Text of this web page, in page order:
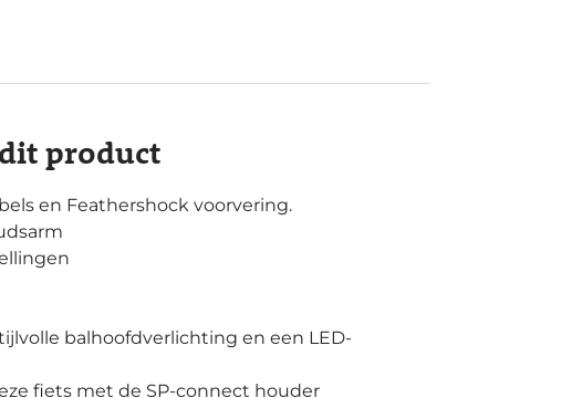
product
en Feathershock voorvering.
balhoofdverlichting en een LED-
fiets met de SP-connect houder